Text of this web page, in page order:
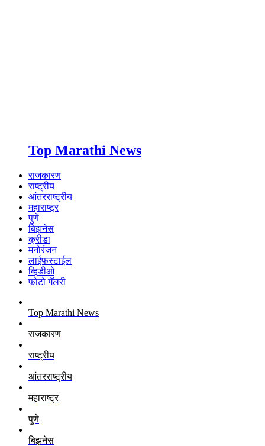
Top Marathi News
राजकारण
राष्ट्रीय
आंतरराष्ट्रीय
महाराष्ट्र
पुणे
बिझनेस
क्रीडा
मनोरंजन
लाईफस्टाईल
व्हिडीओ
फोटो गॅलरी
Top Marathi News
राजकारण
राष्ट्रीय
आंतरराष्ट्रीय
महाराष्ट्र
पुणे
बिझनेस